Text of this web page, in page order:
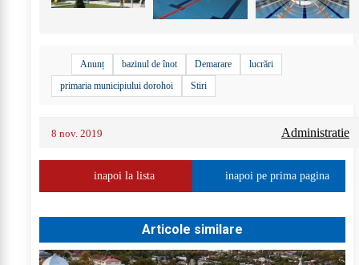
Anunț bazinul de înot Demarare
lucrări
primaria municipiului dorohoi
Stiri
8 nov. 2019 Administratie
inapoi la lista inapoi pe prima pagina
Articole similare